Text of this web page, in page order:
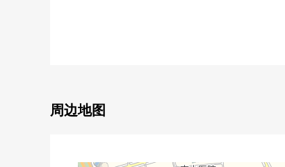
・让水周围集中于1楼，考虑生活的房型
周边地图